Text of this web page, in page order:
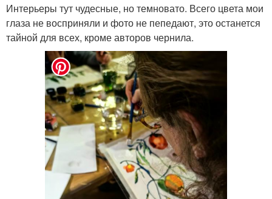
Интерьеры тут чудесные, но темновато. Всего цвета мои
глаза не восприняли и фото не пепедают, это останется
тайной для всех, кроме авторов чернила.